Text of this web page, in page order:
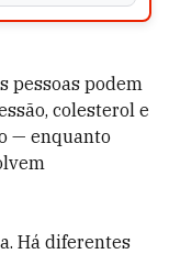
pessoas podem
colesterol e
— enquanto
Há diferentes